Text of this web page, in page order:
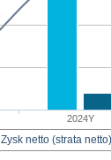
2024Y
Zysk netto (strata netto)